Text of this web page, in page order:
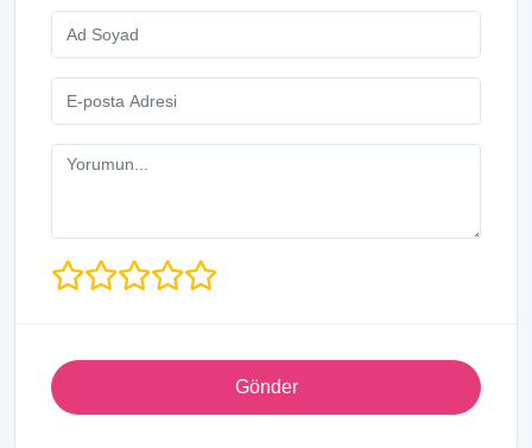
Gönder